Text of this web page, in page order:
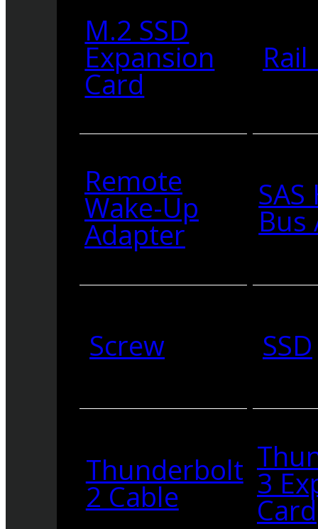
M.2 SSD
Expansion
Card
Remote
Wake-Up
Adapter Bus
Screw SSD
Thunderbolt
2 Cable 3
Card